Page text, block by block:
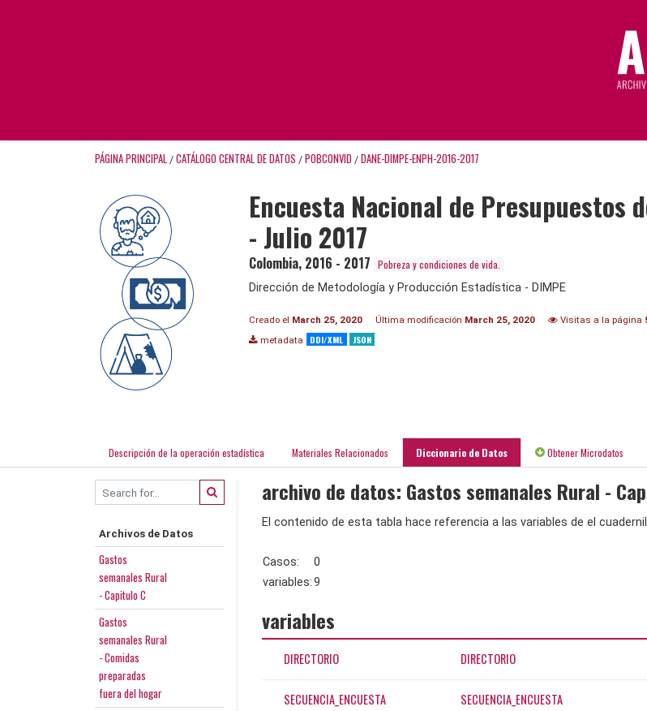
PÁGINA PRINCIPAL / CATÁLOGO CENTRAL DE DATOS / POBCONVID / DANE-DIMPE-ENPH-2016-2017
Encuesta Nacional de Presupuestos
- Julio 2017
Colombia, 2016 - 2017 Pobreza y condiciones de vida.
Dirección de Metodología y Producción Estadística - DIMPE
Creado el March 25, 2020 Última modificación March 25, 2020 Visitas a la página
metadata DDI/XML JSON
Descripción de la operación estadística Materiales Relacionados Diccionario de Datos Obtener Microdatos
Archivos de Datos
Gastos
semanales Rural
- Capitulo C
Gastos
semanales Rural
- Comidas
preparadas
fuera del hogar
archivo de datos: Gastos semanales Rural -
El contenido de esta tabla hace referencia a las variables de el
Casos:
0
variables:9
variables
DIRECTORIO DIRECTORIO
SECUENCIA_ENCUESTA SECUENCIA_ENCUESTA